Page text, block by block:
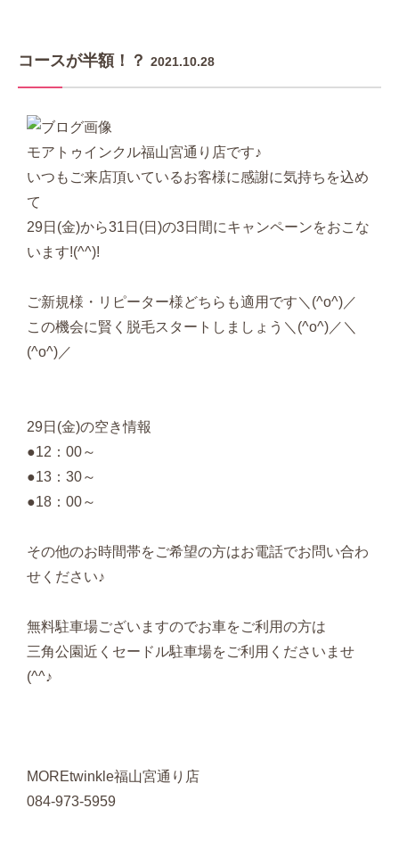
コースが半額！？ 2021.10.28
モアトゥインクル福山宮通り店です♪
いつもご来店頂いているお客様に感謝に気持ちを込め
て
29日(金)から31日(日)の3日間にキャンペーンをおこな
います!(^^)!
ご新規様・リピーター様どちらも適用です＼(^o^)／
この機会に賢く脱毛スタートしましょう＼(^o^)／＼
(^o^)／
29日(金)の空き情報
●12：00～
●13：30～
●18：00～
その他のお時間帯をご希望の方はお電話でお問い合わ
せください♪
無料駐車場ございますのでお車をご利用の方は
三角公園近くセードル駐車場をご利用くださいませ
(^^♪
MOREtwinkle福山宮通り店
084-973-5959